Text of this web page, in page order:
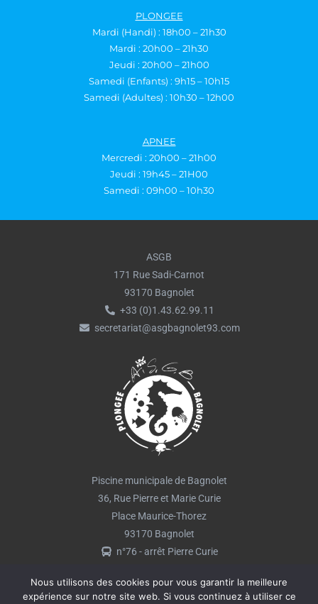
PLONGEE
Mardi (Handi) : 18h00 – 21h30
Mardi : 20h00 – 21h30
Jeudi : 20h00 – 21h00
Samedi (Enfants) : 9h15 – 10h15
Samedi (Adultes) : 10h30 – 12h00
APNEE
Mercredi : 20h00 – 21h00
Jeudi : 19h45 – 21H00
Samedi : 09h00 – 10h30
ASGB
171 Rue Sadi-Carnot
93170 Bagnolet
+33 (0)1.43.62.99.11
secretariat@asgbagnolet93.com
Piscine municipale de Bagnolet
36, Rue Pierre et Marie Curie
Place Maurice-Thorez
93170 Bagnolet
n°76 - arrêt Pierre Curie
Nous utilisons des cookies pour vous garantir la meilleure
expérience sur notre site web. Si vous continuez à utiliser ce